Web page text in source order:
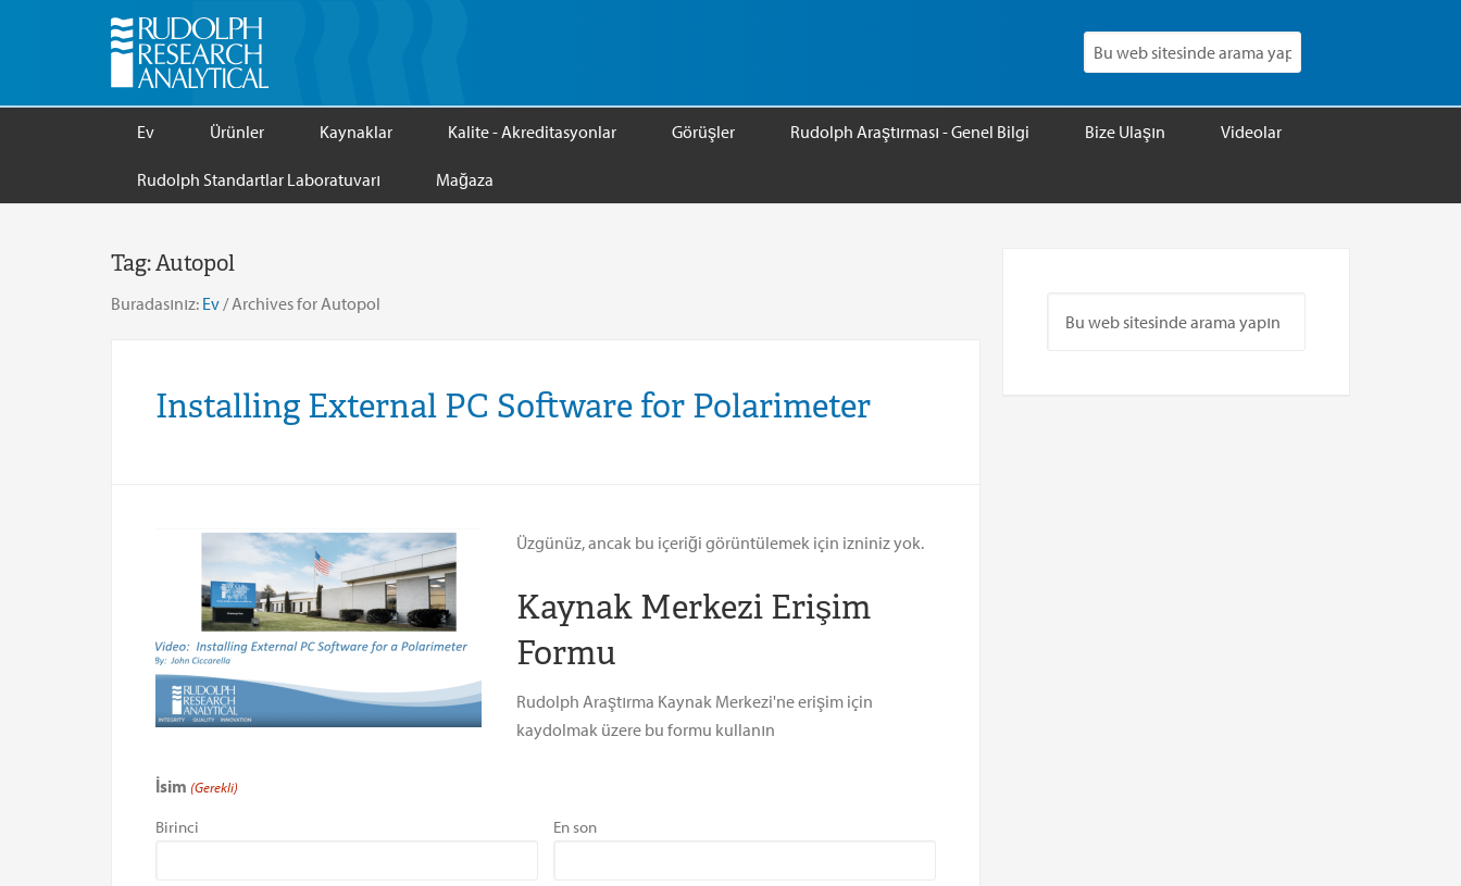
Ev Ürünler Kaynaklar Kalite - Akreditasyonlar Görüşler Rudolph Araştırması - Genel Bilgi Bize Ulaşın Videolar
Rudolph Standartlar Laboratuvarı Mağaza
Tag:Autopol
Buradasınız: Ev /Archives for Autopol
Installing External PC Software for Polarimeter
Üzgünüz, ancak bu içeriği görüntülemek için izniniz yok.
Kaynak Merkezi Erişim
Formu
Rudolph Araştırma Kaynak Merkezi'ne erişim için
kaydolmak üzere bu formu kullanın
İsim (Gerekli)
Birinci En son